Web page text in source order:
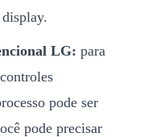
LG: para
pode ser
pode precisar